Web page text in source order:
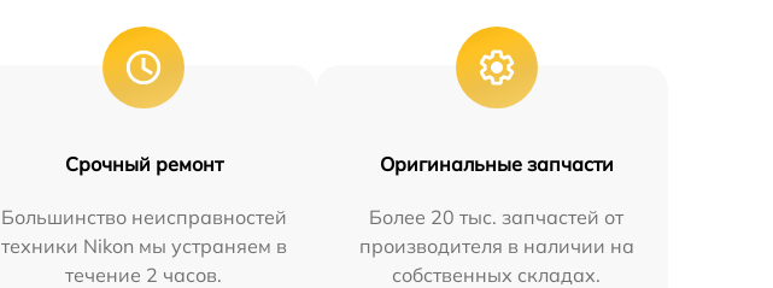
Срочный ремонт
Большинство неисправностей
техники Nikon мы устраняем в
течение 2 часов.
Оригинальные запчасти
Более 20 тыс. запчастей от
производителя в наличии на
собственных складах.